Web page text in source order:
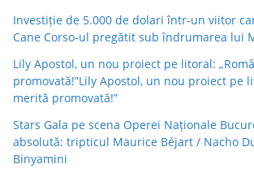
Investiție de 5.000 de dolari într-un viitor
Cane Corso-ul pregătit sub îndrumarea lui
Lily Apostol, un nou proiect pe litoral:
promovată!”Lily Apostol, un nou proiect pe
merită promovată!”
Stars Gala pe scena Operei Naționale
absolută: tripticul Maurice Béjart / Nacho
Binyamini